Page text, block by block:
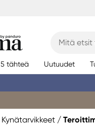
5 tähteä Uutuudet
Kynätarvikkeet